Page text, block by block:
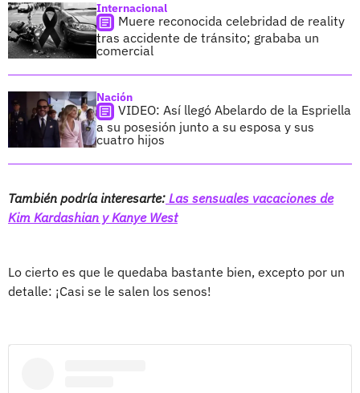
Internacional
Muere reconocida celebridad de reality
tras accidente de tránsito; grababa un
comercial
Nación
VIDEO: Así llegó Abelardo de la Espriella
a su posesión junto a su esposa y sus
cuatro hijos
También podría interesarte: Las sensuales vacaciones de
Kim Kardashian y Kanye West
Lo cierto es que le quedaba bastante bien, excepto por un
detalle: ¡Casi se le salen los senos!